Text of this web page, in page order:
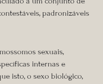
padronizáveis
sexuais,
internas e
isto, o sexo biológico,